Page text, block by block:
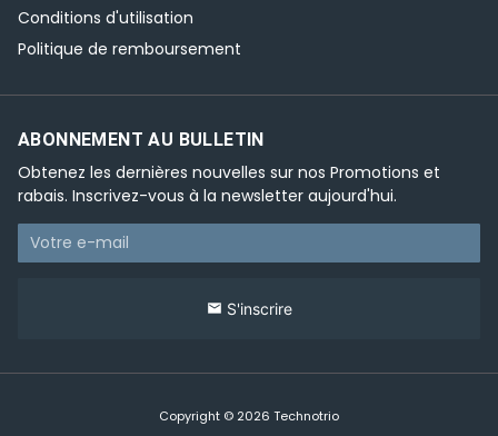
Conditions d'utilisation
Politique de remboursement
ABONNEMENT AU BULLETIN
Obtenez les dernières nouvelles sur nos Promotions et
rabais. Inscrivez-vous à la newsletter aujourd'hui.
email S'inscrire
Copyright © 2026 Technotrio